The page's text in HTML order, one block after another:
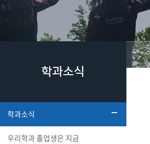
학과소식
학과소식
우리학과 졸업생은 지금